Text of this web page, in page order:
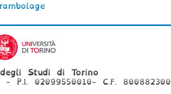
Studi di Torino
02099550010- C.F.